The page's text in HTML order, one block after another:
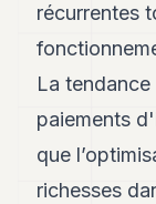
14
Andy
13
Andy
12
Andy
11
récurrentes
La tendance
paiements
que
richesses